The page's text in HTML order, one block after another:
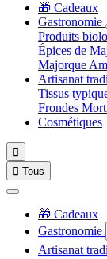
🎁 Cadeaux
Gastronomie
Produits
Épices de
Majorque
Artisanat
Tissus
Frondes
Cosmétiques

 Tous
🎁 Cadeaux
Gastronomie
Artisanat